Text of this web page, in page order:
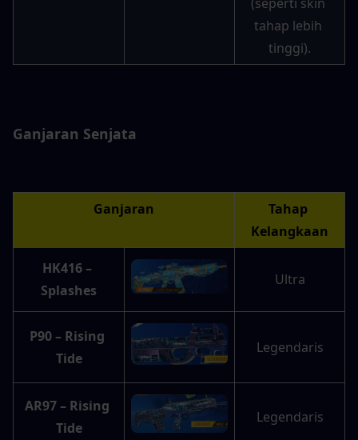
tahap lebih
tinggi).
Ganjaran Senjata
Ganjaran
Tahap
Kelangkaan
HK416 –
Splashes
Ultra
P90 – Rising
Tide
Legendaris
AR97 – Rising
Tide
Legendaris